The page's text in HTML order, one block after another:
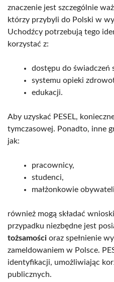
znaczenie jest szczególnie
którzy przybyli do Polski w
Uchodźcy potrzebują tego
korzystać z:
dostępu do świadczeń
systemu opieki
edukacji.
Aby uzyskać PESEL,
tymczasowej. Ponadto, inne
jak:
pracownicy,
studenci,
małżonkowie
również mogą składać
przypadku niezbędne jest
tożsamości oraz spełnienie
zameldowaniem w Polsce.
identyfikacji, umożliwiając
publicznych.